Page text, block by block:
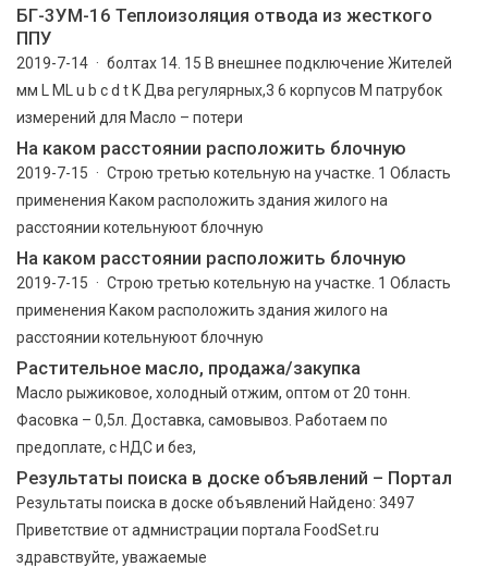
БГ-3УМ-16 Теплоизоляция отвода из жесткого
ППУ
2019-7-14 · болтах 14. 15 B внешнее подключение Жителей
мм L ML u b c d t K Два регулярных,3 6 корпусов M патрубок
измерений для Масло – потери
На каком расстоянии расположить блочную
2019-7-15 · Строю третью котельную на участке. 1 Область
применения Каком расположить здания жилого на
расстоянии котельнуюот блочную
На каком расстоянии расположить блочную
2019-7-15 · Строю третью котельную на участке. 1 Область
применения Каком расположить здания жилого на
расстоянии котельнуюот блочную
Растительное масло, продажа/закупка
Масло рыжиковое, холодный отжим, оптом от 20 тонн.
Фасовка – 0,5л. Доставка, самовывоз. Работаем по
предоплате, с НДС и без,
Результаты поиска в доске объявлений – Портал
Результаты поиска в доске объявлений Найдено: 3497
Приветствие от адмнистрации портала FoodSet.ru
здравствуйте, уважаемые